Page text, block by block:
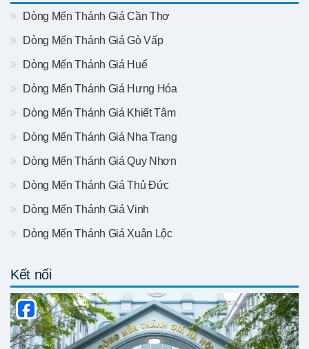
Dòng Mến Thánh Giá Cần Thơ
Dòng Mến Thánh Giá Gò Vấp
Dòng Mến Thánh Giá Huế
Dòng Mến Thánh Giá Hưng Hóa
Dòng Mến Thánh Giá Khiết Tâm
Dòng Mến Thánh Giá Nha Trang
Dòng Mến Thánh Giá Quy Nhơn
Dòng Mến Thánh Giá Thủ Đức
Dòng Mến Thánh Giá Vinh
Dòng Mến Thánh Giá Xuân Lộc
Kết nối